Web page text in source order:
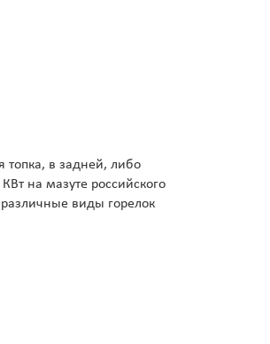
топка, в задней, либо
на мазуте российского
виды горелок